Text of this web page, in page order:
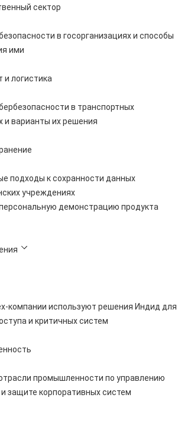
сектор
в госорганизациях и способы
ими
и логистика
в транспортных
и варианты их решения
подходы к сохранности данных
учреждениях
демонстрацию продукта
компании используют решения Индид для
и критичных систем
промышленности по управлению
защите корпоративных систем